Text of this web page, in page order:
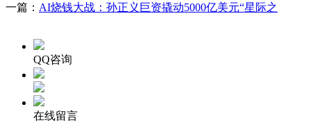
一篇： AI烧钱大战：孙正义巨资撬动5000亿美元“星际之
QQ咨询
在线留言